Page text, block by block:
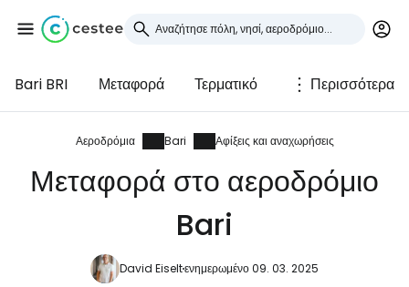
Bari BRI Μεταφορά Τερματικό Περισσότερα
Αεροδρόμια Bari Αφίξεις και αναχωρήσεις
Μεταφορά στο αεροδρόμιο
Bari
David Eiseltενημερωμένο 09. 03. 2025
Συνδεθείτε στο Cestee
... η παγκόσμια ταξιδιωτική κοινότητα
Συνεχίστε με την Google
Συνεχίστε με το Facebook